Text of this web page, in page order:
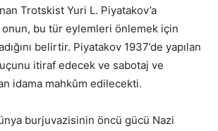
Trotskist Yuri L. Piyatakov’a
onun, bu tür eylemleri önlemek için
belirtir. Piyatakov 1937’de yapılan
itiraf edecek ve sabotaj ve
idama mahkûm edilecekti.
burjuvazisinin öncü gücü Nazi